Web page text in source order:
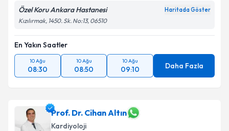
Özel Koru Ankara Hastanesi Haritada Göster
Kızılırmak, 1450. Sk. No:13, 06510
En Yakın Saatler
10 Ağu
08:30
10 Ağu
08:50
10 Ağu
09:10 Daha Fazla
Prof. Dr. Cihan Altın
Kardiyoloji